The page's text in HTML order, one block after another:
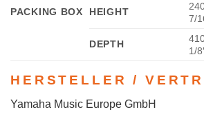
PACKING BOX HEIGHT
7/
DEPTH
1/
HERSTELLER /
Yamaha Music Europe GmbH